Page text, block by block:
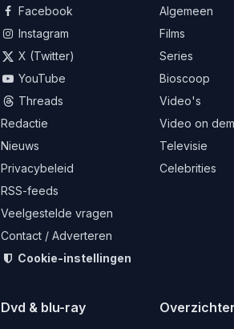
Facebook
Instagram
X (Twitter)
YouTube
Threads
Redactie
Nieuws
Privacybeleid
RSS-feeds
Veelgestelde vragen
Contact / Adverteren
Cookie-instellingen
Algemeen
Films
Series
Bioscoop
Video's
Video on
Televisie
Celebrities
Dvd & blu-ray